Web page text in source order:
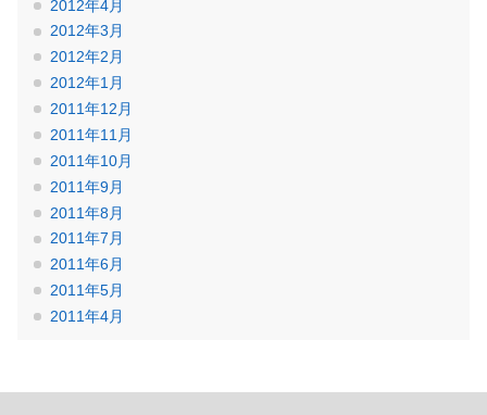
2012年4月
2012年3月
2012年2月
2012年1月
2011年12月
2011年11月
2011年10月
2011年9月
2011年8月
2011年7月
2011年6月
2011年5月
2011年4月